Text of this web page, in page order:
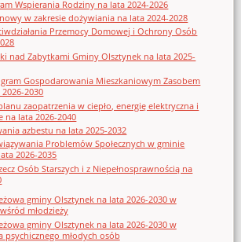
Wspierania Rodziny na lata 2024-2026
w zakresie dożywiania na lata 2024-2028
Przemocy Domowej i Ochrony Osób
nad Zabytkami Gminy Olsztynek na lata 2025-
Gospodarowania Mieszkaniowym Zasobem
2030
zaopatrzenia w ciepło, energię elektryczna i
na lata 2026-2040
azbestu na lata 2025-2032
Problemów Społecznych w gminie
2026-2035
Osób Starszych i z Niepełnosprawnością na
gminy Olsztynek na lata 2026-2030 w
młodzieży
gminy Olsztynek na lata 2026-2030 w
psychicznego młodych osób